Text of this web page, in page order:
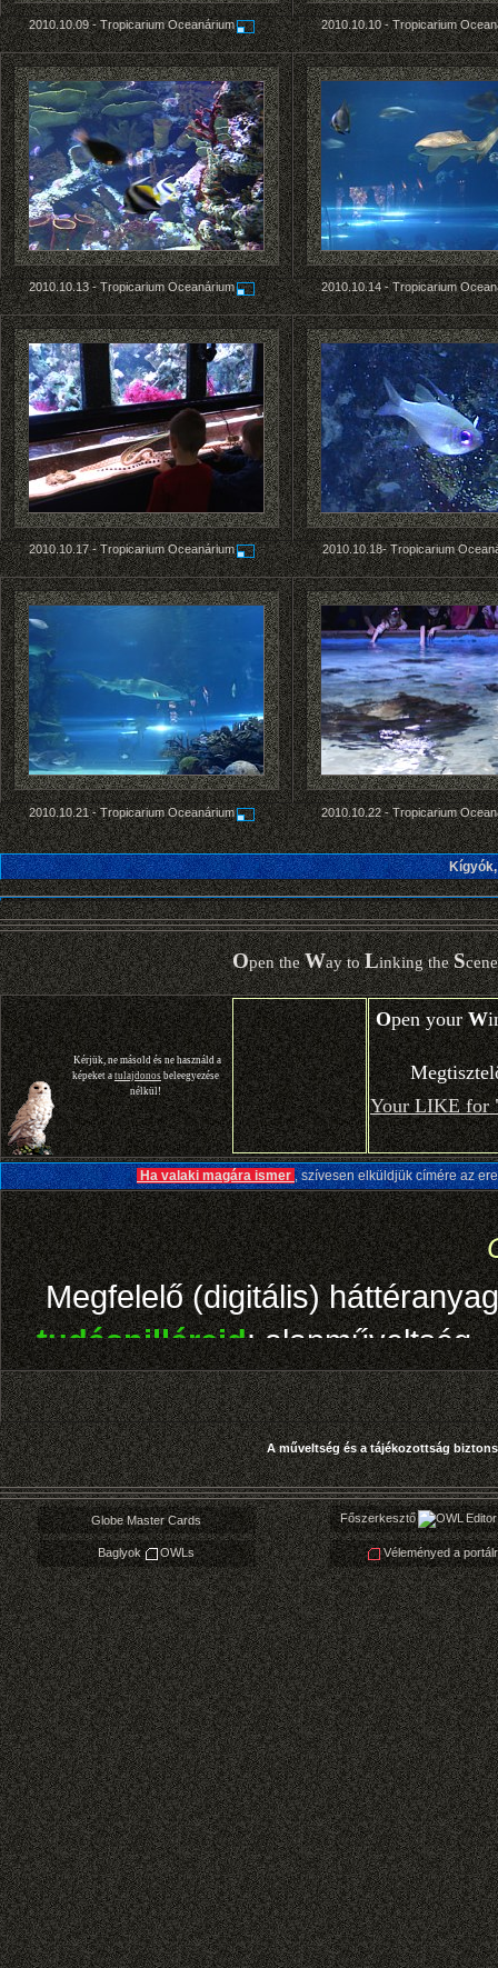
2010.10.09 -Tropicarium Oceanárium 2010.10.10 -Tropicarium
2010.10.13 -Tropicarium Oceanárium 2010.10.14 -Tropicarium
2010.10.17 -Tropicarium Oceanárium 2010.10.18-Tropicarium
2010.10.21 -Tropicarium Oceanárium 2010.10.22 -Tropicarium
Globe Master Cards Főszerkesztő
Baglyok OWLs Véleményed a